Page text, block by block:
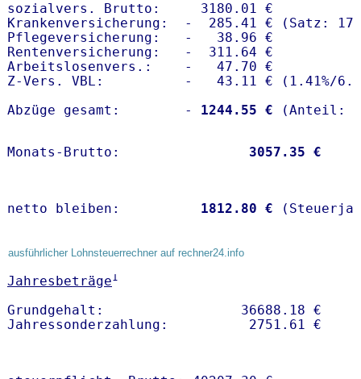
sozialvers. Brutto:     3180.01 €
Krankenversicherung:  -  285.41 € (Satz:
Pflegeversicherung:   -   38.96 €
Rentenversicherung:   -  311.64 €
Arbeitslosenvers.:    -   47.70 €
Z-Vers. VBL:          -   43.11 € ( 1.41%/
Abzüge gesamt:        -
1244.55 €
Monats-Brutto: 3057.35 €
netto bleiben: 1812.80 €
ausführlicher Lohnsteuerrechner auf rechner24.info
Jahresbeträge1
Grundgehalt:                 36688.18 €